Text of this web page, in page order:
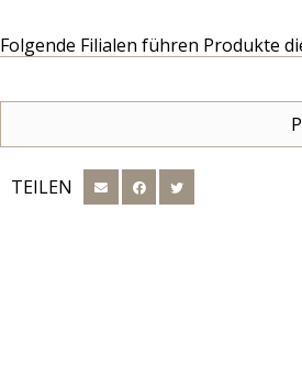
Folgende Filialen führen Produkte
TEILEN